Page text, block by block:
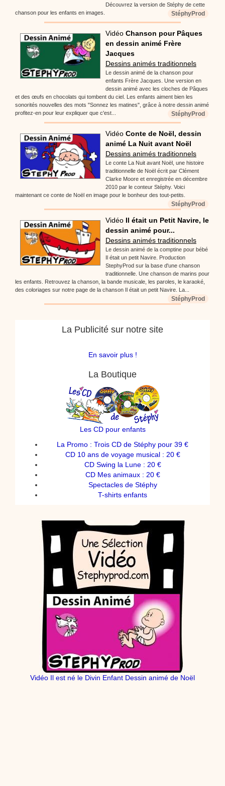
Découvrez la version de Stéphy de cette
chanson pour les enfants en images.
StéphyProd
Vidéo Chanson pour Pâques
en dessin animé Frère
Jacques
Dessins animés traditionnels
Le dessin animé de la chanson pour
enfants Frère Jacques. Une version en
dessin animé avec les cloches de Pâques
et des œufs en chocolats qui tombent du ciel. Les enfants aiment bien les
sonorités nouvelles des mots "Sonnez les matines", grâce à notre dessin animé
profitez-en pour leur expliquer que c'est...
StéphyProd
Vidéo Conte de Noël, dessin
animé La Nuit avant Noël
Dessins animés traditionnels
Le conte La Nuit avant Noël, une histoire
traditionnelle de Noël écrit par Clément
Clarke Moore et enregistrée en décembre
2010 par le conteur Stéphy. Voici
maintenant ce conte de Noël en image pour le bonheur des tout-petits.
StéphyProd
Vidéo Il était un Petit Navire, le
dessin animé pour...
Dessins animés traditionnels
Le dessin animé de la comptine pour bébé
Il était un petit Navire. Production
StephyProd sur la base d'une chanson
traditionnelle. Une chanson de marins pour
les enfants. Retrouvez la chanson, la bande musicale, les paroles, le karaoké,
des coloriages sur notre page de la chanson Il était un petit Navire. La...
StéphyProd
La Publicité sur notre site
En savoir plus !
La Boutique
Les CD pour enfants
La Promo : Trois CD de Stéphy pour 39 €
CD 10 ans de voyage musical : 20 €
CD Swing la Lune : 20 €
CD Mes animaux : 20 €
Spectacles de Stéphy
T-shirts enfants
Vidéo Il est né le Divin Enfant Dessin animé de Noël